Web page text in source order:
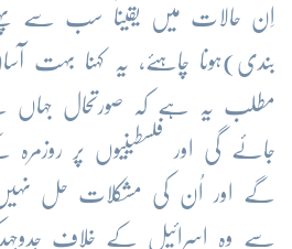
اِن حالات میں یقیناً سب سے
بندی)ہونا چاہئے، یہ کہنا بہت
مطلب یہ ہے کہ صورتحال جہاں
جائے گی اور فلسطینیوں پر
گے اور اُن کی مشکلات حل
سے وہ اسرائیل کے خلاف